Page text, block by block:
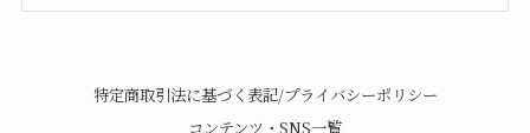
特定商取引法に基づく表記/プライバシーポリシー
コンテンツ・SNS一覧